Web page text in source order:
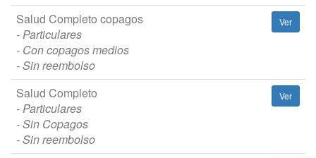
Salud Completo copagos
- Particulares
- Con copagos medios
- Sin reembolso
Ver
Salud Completo
- Particulares
- Sin Copagos
- Sin reembolso
Ver